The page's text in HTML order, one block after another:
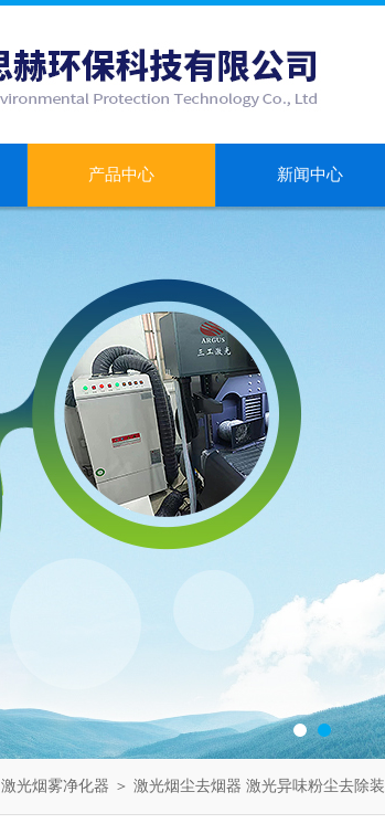
产品中心 新闻中心
激光烟雾净化器 ＞ 激光烟尘去烟器 激光异味粉尘去除